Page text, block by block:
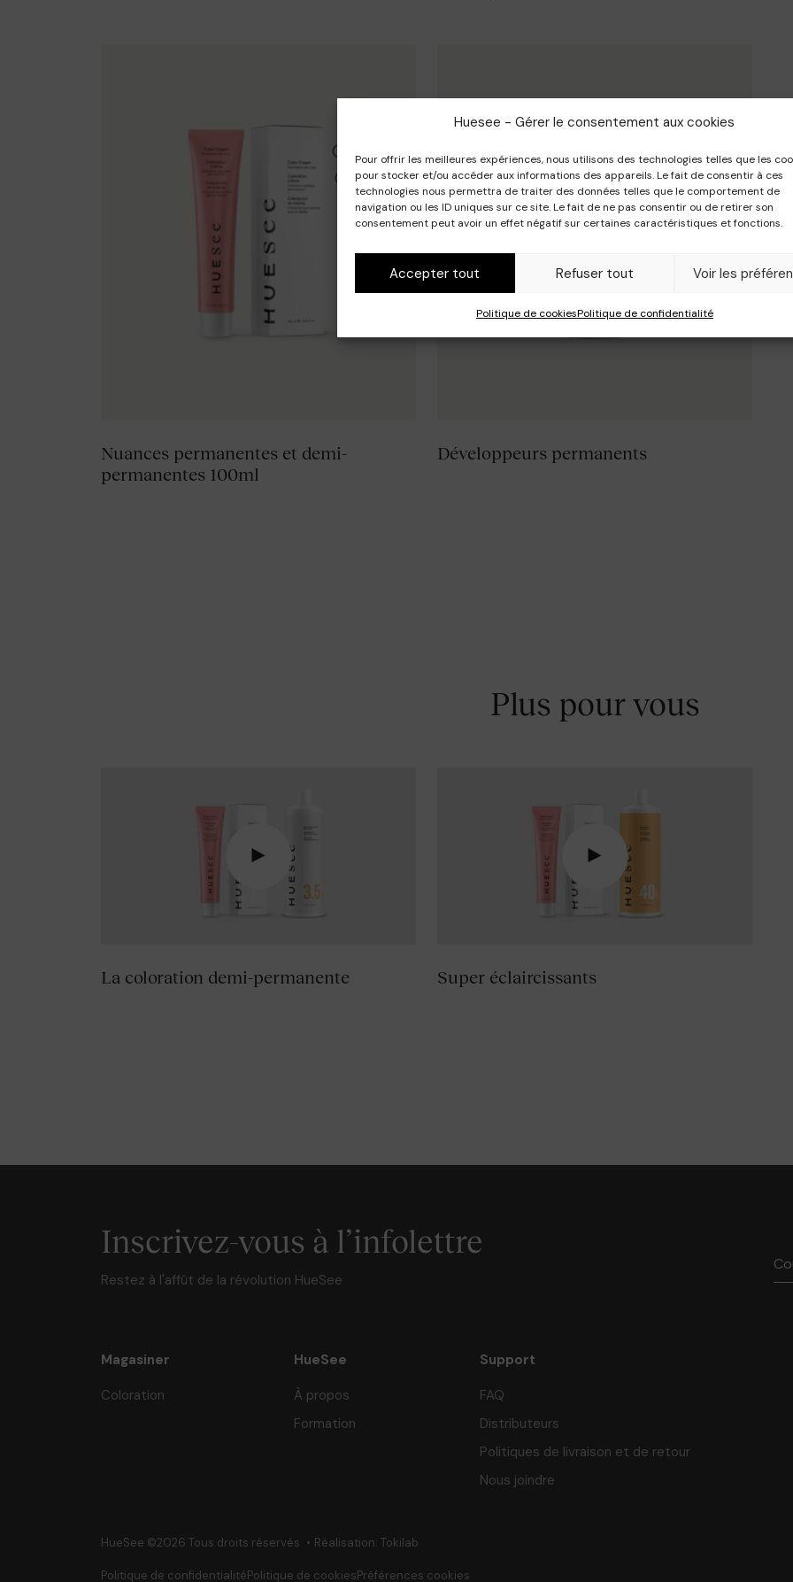
Huesee - Gérer le consentement aux cookies
Pour offrir les meilleures expériences, nous utilisons des technologies telles que les
pour stocker et/ou accéder aux informations des appareils. Le fait de consentir à ces
technologies nous permettra de traiter des données telles que le comportement de
navigation ou les ID uniques sur ce site. Le fait de ne pas consentir ou de retirer son
consentement peut avoir un effet négatif sur certaines caractéristiques et fonctions.
Accepter tout Refuser tout Voir les
Politique de cookiesPolitique de confidentialité
Nuances permanentes et demi-
permanentes 100ml
Développeurs permanents
Plus pour vous
La coloration demi-permanente Super éclaircissants
Inscrivez-vous à l’infolettre
Restez à l'affût de la révolution HueSee
Magasiner
Coloration
HueSee
À propos
Formation
Support
FAQ
Distributeurs
Politiques de livraison et de retour
Nous joindre
HueSee ©2026 Tous droits réservés Réalisation: Tokilab
Politique de confidentialitéPolitique de cookiesPréférences cookies